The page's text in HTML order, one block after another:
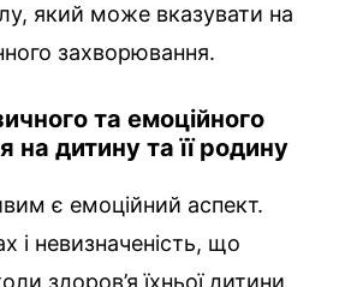
який може вказувати на
захворювання.
та емоційного
на дитину та її родину
є емоційний аспект.
і невизначеність, що
здоров’я їхньої дитини